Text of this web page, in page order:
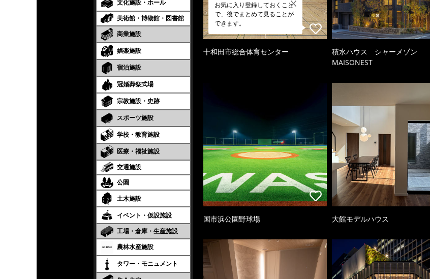
文化施設・ホール
美術館・博物館・図書館
商業施設
娯楽施設
宿泊施設
冠婚葬祭式場
宗教施設・史跡
スポーツ施設
学校・教育施設
医療・福祉施設
交通施設
公園
土木施設
イベント・仮設施設
工場・倉庫・生産施設
農林水産施設
タワー・モニュメント
お気に入り登録しておくこと
で、後でまとめて見ることが
できます。
十和田市総合体育センター
積水ハウス シャーメゾン
MAISONEST
国市浜公園野球場 大館モデルハウス